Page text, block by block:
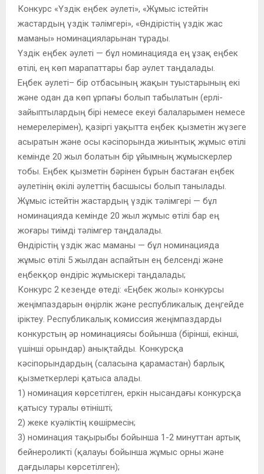
Конкурс «Үздiк еңбек әулетi», «Жұмыс істейтін
жастардың үздік тәлімгері», «Өндірістің үздік жас
маманы» номинацияларынан тұрады.
Үздік еңбек әулеті — бұл номинацияда ең ұзақ еңбек
өтілі, ең көп марапаттары бар әулет таңдалады.
Еңбек әулеті– бір отбасының жақын туыстарының екі
және одан да көп ұрпағы болып табылатын (ерлі-
зайыптылардың бірі немесе екеуі балаларымен немесе
немерелерімен), қазіргі уақытта еңбек қызметін жүзеге
асыратын және осы кәсіпорында жиынтық жұмыс өтілі
кемінде 20 жыл болатын бір ұйымның жұмыскерлер
тобы. Еңбек қызметін бәрінен бұрын бастаған еңбек
әулетінің өкілі әулеттің басшысы болып танылады.
Жұмыс істейтін жастардың үздік тәлімгері — бұл
номинацияда кемінде 20 жыл жұмыс өтілі бар ең
жоғары тиімді тәлімгер таңдалады.
Өндірістің үздік жас маманы — бұл номинацияда
жұмыс өтілі 5 жылдан аспайтын ең белсенді және
еңбекқор өндіріс жұмыскері таңдалады;
Конкурс 2 кезеңде өтедi: «Еңбек жолы» конкурсы
жеңiмпаздарын өңірлік және республикалық деңгейде
iрiктеу. Республикалық комиссия жеңiмпаздарды
конкурстың әр номинациясы бойынша (бiрiншi, екiншi,
үшiншi орындар) анықтайды. Конкурсқа
кәсiпорындардың (саласына қарамастан) барлық
қызметкерлерi қатыса алады.
1) номинация көрсетілген, еркін нысандағы конкурсқа
қатысу туралы өтінішті;
2) жеке куәліктің көшірмесін;
3) номинация тақырыбы бойынша 1-2 минуттан артық
бейнероликті (қалауы бойынша жұмыс орны және
дағдылары көрсетілген);